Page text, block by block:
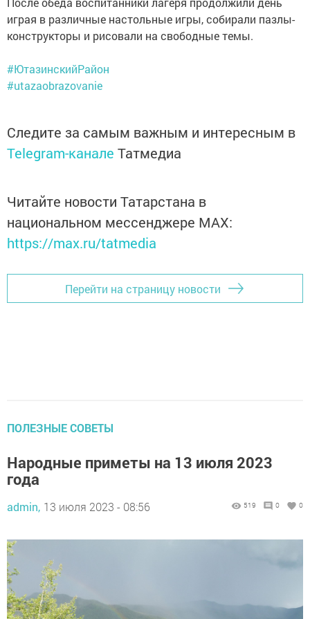
играя в различные настольные игры, собирали пазлы-
конструкторы и рисовали на свободные темы.
#ЮтазинскийРайон
#utazaobrazovanie
Следите за самым важным и интересным в
Telegram-канале Татмедиа
Читайте новости Татарстана в
национальном мессенджере MАХ:
https://max.ru/tatmedia
Перейти на страницу новости
ПОЛЕЗНЫЕ СОВЕТЫ
Народные приметы на 13 июля 2023
года
admin, 13 июля 2023 - 08:56 519 0 0